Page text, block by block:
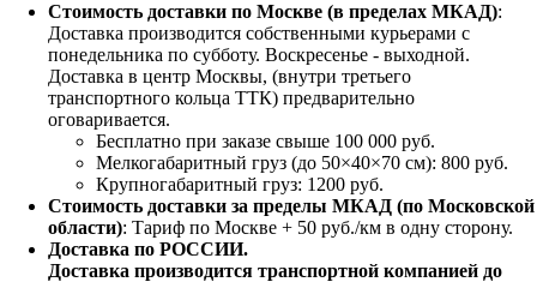
Стоимость доставки по Москве (в пределах МКАД):
Доставка производится собственными курьерами с
понедельника по субботу. Воскресенье - выходной.
Доставка в центр Москвы, (внутри третьего
транспортного кольца ТТК) предварительно
оговаривается.
Бесплатно при заказе свыше 100 000 руб.
Мелкогабаритный груз (до 50×40×70 см): 800 руб.
Крупногабаритный груз: 1200 руб.
Стоимость доставки за пределы МКАД (по Московской
области): Тариф по Москве + 50 руб./км в одну сторону.
Доставка по РОССИИ.
Доставка производится транспортной компанией до